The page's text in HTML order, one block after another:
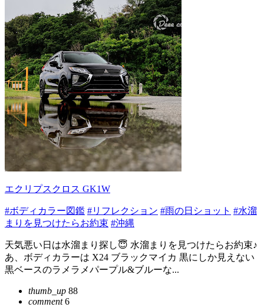
エクリプスクロス GK1W
#ボディカラー図鑑 #リフレクション #雨の日ショット #水溜
まりを見つけたらお約束 #沖縄
天気悪い日は水溜まり探し😇 水溜まりを見つけたらお約束♪
あ、ボディカラーは X24 ブラックマイカ 黒にしか見えない
黒ベースのラメラメパープル&ブルーな...
thumb_up 88
comment6